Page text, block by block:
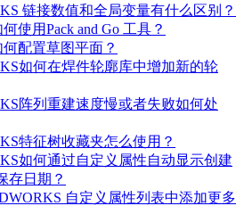
链接数值和全局变量有什么区别？
使用Pack and Go 工具？
何配置草图平面？
如何在焊件轮廓库中增加新的轮
阵列重建速度慢或者失败如何处
特征树收藏夹怎么使用？
如何通过自定义属性自动显示创建
存日期？
自定义属性列表中添加更多